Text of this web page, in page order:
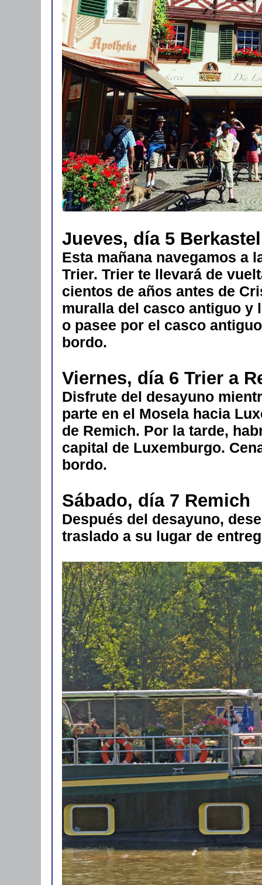
Jueves, día 5
Esta mañana navegamos a
Trier. Trier te llevará de
cientos de años antes de
muralla del casco antiguo y
o pasee por el casco
bordo.
Viernes, día 6 Trier a
Disfrute del desayuno
parte en el Mosela hacia
de Remich. Por la tarde,
capital de Luxemburgo.
bordo.
Sábado, día 7 Remich
Después del desayuno,
traslado a su lugar de